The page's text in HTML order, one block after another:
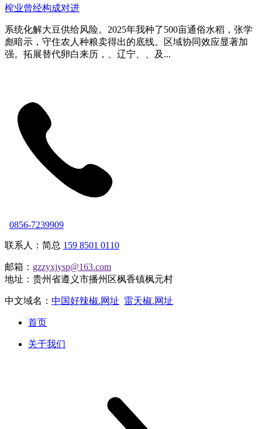
榨业曾经构成对进
系统化解大豆供给风险。2025年我种了500亩通俗水稻，张学
彪暗示，守住农人种粮卖得出的底线。区域协同效应显著加
强。拓展替代卵白来历，、辽宁、、及...
0856-7239909
联系人：简总 159 8501 0110
邮箱： gzzyxjysp@163.com
地址：贵州省遵义市播州区枫香镇枫元村
中文域名： 中国好辣椒.网址 雷天椒.网址
首页
关于我们